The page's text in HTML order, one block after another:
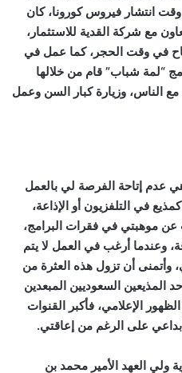
انتشار فيروس كورونا، كان
مع شركة القدية للاستثمار،
في وقت الحجر، كما عمل في
“لمة شباب” قام من خلالها
الناس، وزيارة كبار السن وعمل
عدم إتاحة الفرصة لي بالعمل
في التلفزيون أو الإذاعة،
عن موهبتي في فقرات البرامج،
وعندما أرغب في العمل لا يتم
وأتمنى أن تزول هذه العثرة من
المذيعين السعوديين المبعدين
الإعلامي، فأكبر القنوات
على الرغم من إعاقتي.
ولي العهد الأمير محمد بن